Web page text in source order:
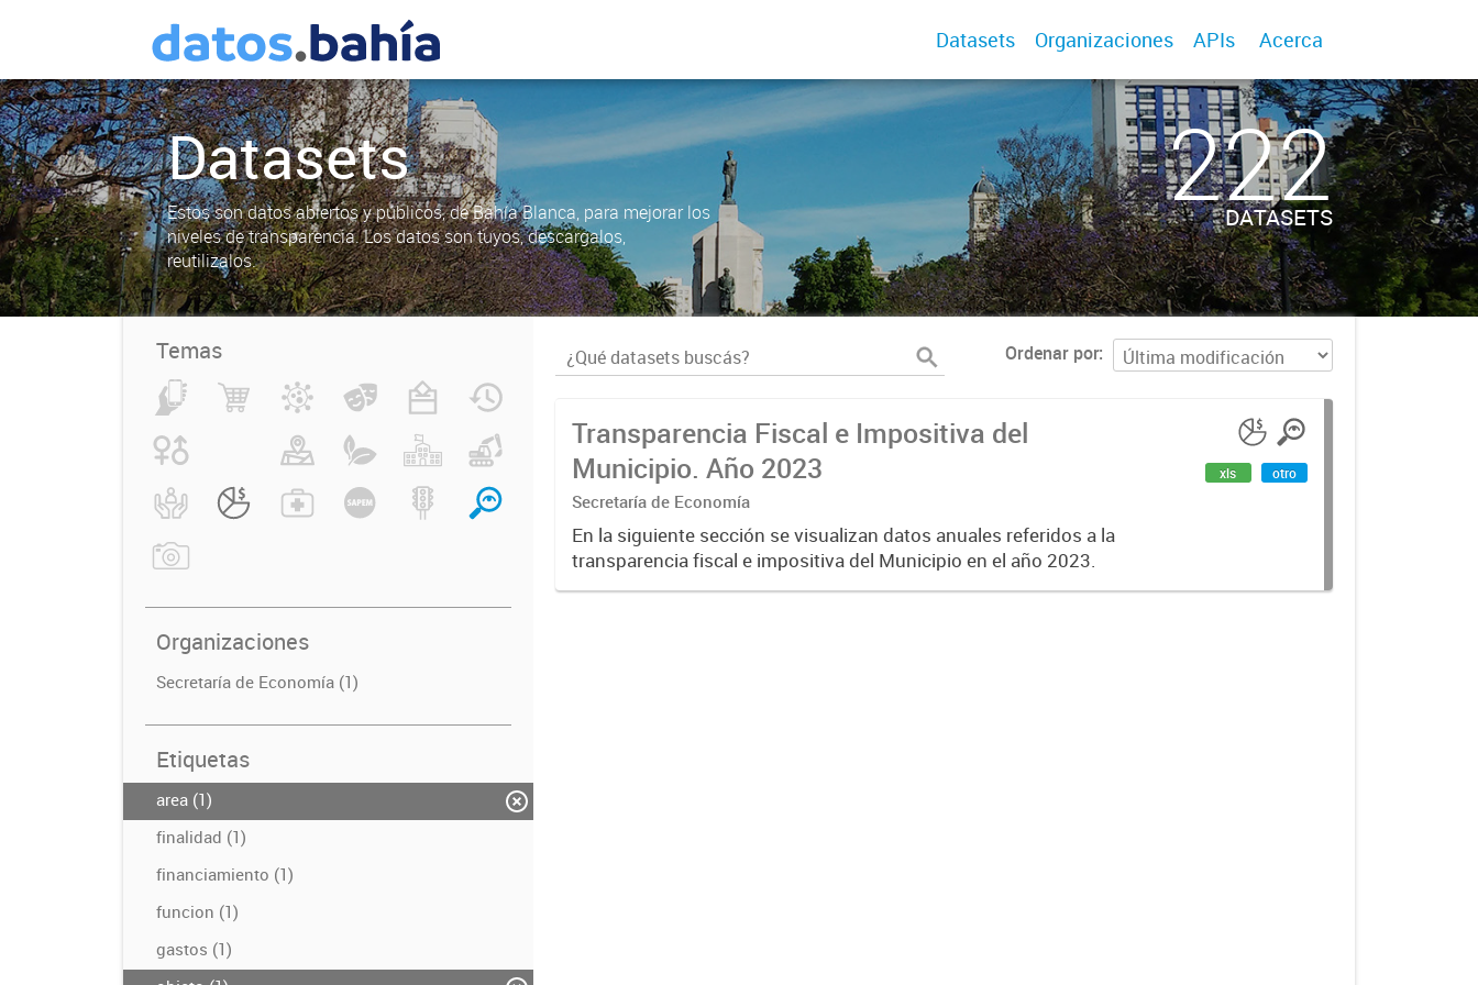
Datasets Organizaciones APIs Acerca
Datasets
Estos son datos abiertos y públicos, de Bahía Blanca, para mejorar los
niveles de transparencia. Los datos son tuyos, descargalos,
reutilizalos.
222
DATASETS
Temas
Organizaciones
Secretaría de Economía (1)
Etiquetas
area (1)
finalidad (1)
financiamiento (1)
funcion (1)
gastos (1)
Ordenar por
Transparencia Fiscal e Impositiva del
Municipio. Año 2023
Secretaría de Economía
En la siguiente sección se visualizan datos anuales referidos a la
transparencia fiscal e impositiva del Municipio en el año 2023.
xls otro